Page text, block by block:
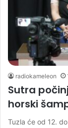
radiokameleon
Sutra
horski
Tuzla će od 12.